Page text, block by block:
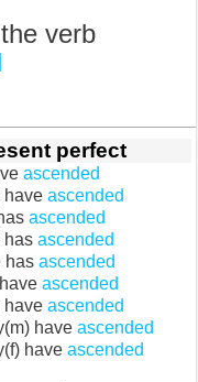
verb
perfect
ascended
have ascended
ascended
has ascended
has ascended
ascended
have ascended
have ascended
have ascended